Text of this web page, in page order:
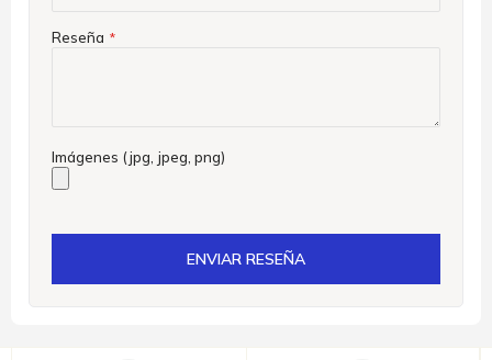
Reseña
Imágenes (jpg, jpeg, png)
ENVIAR RESEÑA